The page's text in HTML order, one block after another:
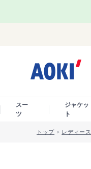
スー
ツ
ジャケッ
ト
トップ > レディース